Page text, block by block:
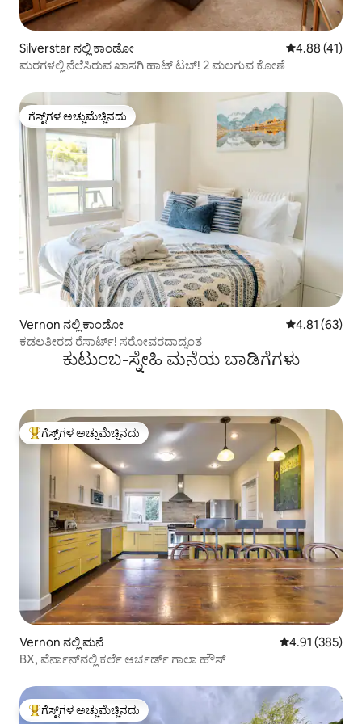
Silverstar ನಲ್ಲಿ ಕಾಂಡೋ 5 ರಲ್ಲಿ 4.88
4.88 (41)
ಮರಗಳಲ್ಲಿ ನೆಲೆಸಿರುವ ಖಾಸಗಿ ಹಾಟ್ ಟಬ್! 2 ಮಲಗುವ ಕೋಣೆ
ಗೆಸ್ಟ್‌ಗಳ ಅಚ್ಚುಮೆಚ್ಚಿನದು
ಗೆಸ್ಟ್‌ಗಳ ಅಚ್ಚುಮೆಚ್ಚಿನದು
Vernon ನಲ್ಲಿ ಕಾಂಡೋ 5 ರಲ್ಲಿ 4.81
4.81 (63)
ಕಡಲತೀರದ ರೆಸಾರ್ಟ್! ಸರೋವರದಾದ್ಯಂತ
ಕುಟುಂಬ-ಸ್ನೇಹಿ ಮನೆಯ ಬಾಡಿಗೆಗಳು
ಗೆಸ್ಟ್‌ಗಳಿಗೆ ಅತಿ ಹೆಚ್ಚು ಅಚ್ಚುಮೆಚ್ಚಿನದು
ಗೆಸ್ಟ್‌ಗಳ ಅಚ್ಚುಮೆಚ್ಚಿನದು
Vernon ನಲ್ಲಿ ಮನೆ 5 ರಲ್ಲಿ 4.91
4.91 (385)
BX, ವೆರ್ನಾನ್‌ನಲ್ಲಿ ಕರ್ಲೆ ಆರ್ಚರ್ಡ್ ಗಾಲಾ ಹೌಸ್
ಗೆಸ್ಟ್‌ಗಳಿಗೆ ಅತಿ ಹೆಚ್ಚು ಅಚ್ಚುಮೆಚ್ಚಿನದು
ಗೆಸ್ಟ್‌ಗಳ ಅಚ್ಚುಮೆಚ್ಚಿನದು